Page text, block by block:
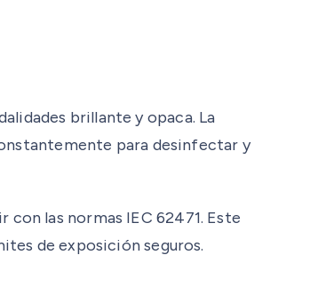
brillante y opaca. La
para desinfectar y
las normas IEC 62471. Este
de exposición seguros.